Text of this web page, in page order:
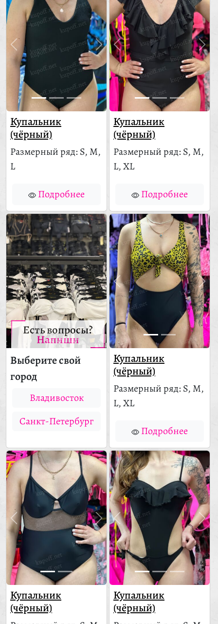
Есть вопросы?
Напиши
Выберите свой
город
Владивосток
Санкт-Петербург
Купальник
(чёрный)
Размерный ряд: S, M,
L
Подробнее
Купальник
(чёрный)
Размерный ряд: S, M,
L, XL
Подробнее
Купальник
(чёрный)
Размерный ряд: S, M,
L, XL
Подробнее
Купальник
(чёрный)
Купальник
(чёрный)